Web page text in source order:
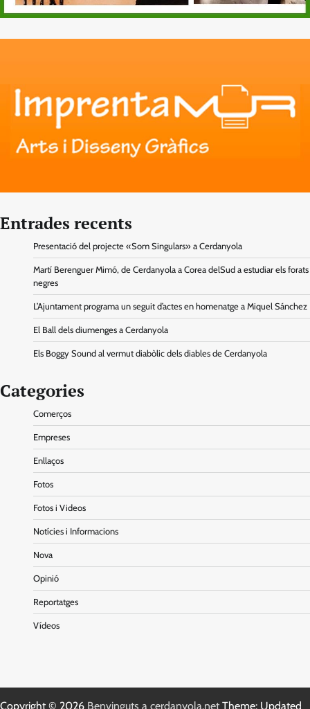
Entrades recents
Presentació del projecte «Som Singulars» a Cerdanyola
Martí Berenguer Mimó, de Cerdanyola a Corea delSud a estudiar els forats
negres
L’Ajuntament programa un seguit d’actes en homenatge a Miquel Sánchez
El Ball dels diumenges a Cerdanyola
Els Boggy Sound al vermut diabòlic dels diables de Cerdanyola
Categories
Comerços
Empreses
Enllaços
Fotos
Fotos i Videos
Notícies i Informacions
Nova
Opinió
Reportatges
Vídeos
Copyright © 2026 Benvinguts a cerdanyola.net Theme: Updated